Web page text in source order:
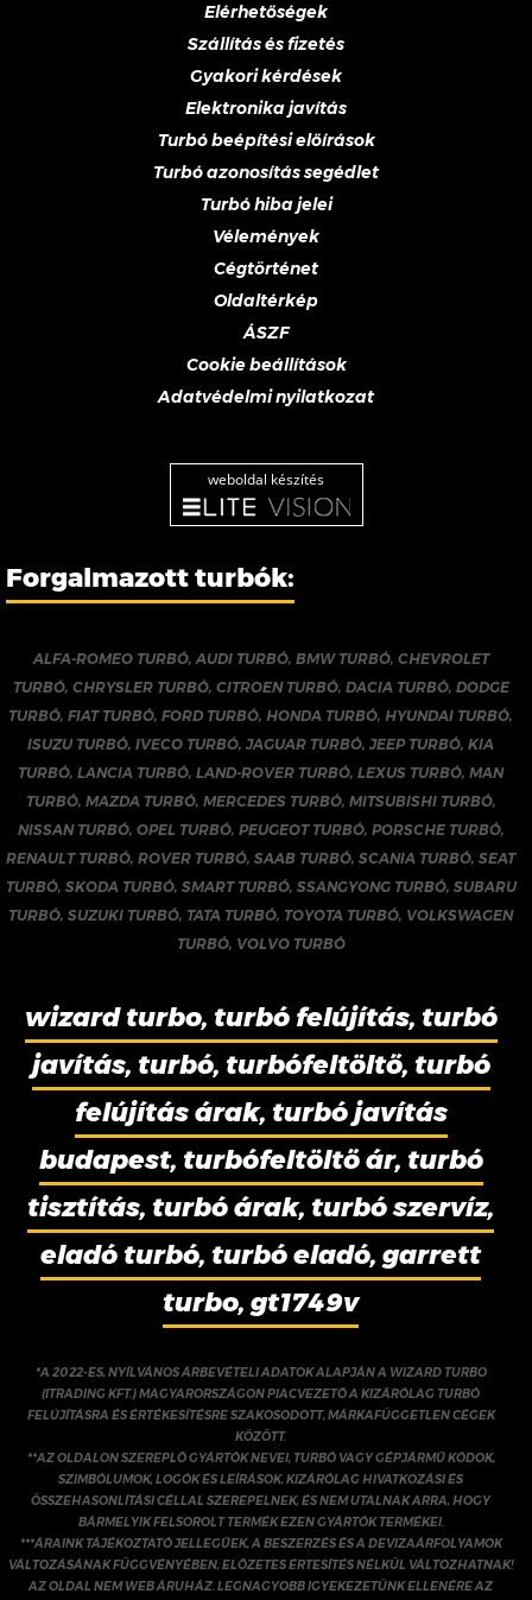
Elérhetőségek
Szállítás és fizetés
Gyakori kérdések
Elektronika javítás
Turbó beépítési előírások
Turbó azonosítás segédlet
Turbó hiba jelei
Vélemények
Cégtörténet
Oldaltérkép
ÁSZF
Cookie beállítások
Adatvédelmi nyilatkozat
weboldal készítés
Forgalmazott turbók:
ALFA-ROMEO TURBÓ,AUDI TURBÓ, BMW TURBÓ, CHEVROLET
TURBÓ, CHRYSLER TURBÓ, CITROEN TURBÓ, DACIA TURBÓ, DODGE
TURBÓ,FIAT TURBÓ,FORD TURBÓ, HONDA TURBÓ, HYUNDAI TURBÓ,
ISUZU TURBÓ,IVECO TURBÓ,JAGUAR TURBÓ,JEEP TURBÓ,KIA
TURBÓ,LANCIA TURBÓ,LAND-ROVER TURBÓ,LEXUS TURBÓ,MAN
TURBÓ, MAZDA TURBÓ, MERCEDES TURBÓ, MITSUBISHI TURBÓ,
NISSAN TURBÓ, OPEL TURBÓ, PEUGEOT TURBÓ, PORSCHE TURBÓ,
RENAULT TURBÓ,ROVER TURBÓ,SAAB TURBÓ,SCANIA TURBÓ,SEAT
TURBÓ, SKODA TURBÓ, SMART TURBÓ, SSANGYONG TURBÓ, SUBARU
TURBÓ,SUZUKI TURBÓ, TATA TURBÓ, TOYOTA TURBÓ, VOLKSWAGEN
TURBÓ, VOLVO TURBÓ
wizard turbo, turbó felújítás, turbó
javítás, turbó, turbófeltöltő, turbó
felújítás árak, turbó javítás
budapest, turbófeltöltő ár, turbó
tisztítás, turbó árak, turbó szervíz,
eladó turbó, turbó eladó, garrett
turbo, gt1749v
*A 2022-ES, NYÍLVÁNOS ÁRBEVÉTELI ADATOK ALAPJÁN A WIZARD TURBO
(ITRADING KFT.) MAGYARORSZÁGON PIACVEZETŐ A KIZÁRÓLAG TURBÓ
FELÚJÍTÁSRA ÉS ÉRTÉKESÍTÉSRE SZAKOSODOTT, MÁRKAFÜGGETLEN CÉGEK
KÖZÖTT.
**AZ OLDALON SZEREPLŐ GYÁRTÓK NEVEI, TURBÓ VAGY GÉPJÁRMŰ KÓDOK,
SZIMBÓLUMOK, LOGÓK ÉS LEÍRÁSOK, KIZÁRÓLAG HIVATKOZÁSI ÉS
ÖSSZEHASONLÍTÁSI CÉLLAL SZEREPELNEK, ÉS NEM UTALNAK ARRA, HOGY
BÁRMELYIK FELSOROLT TERMÉK EZEN GYÁRTÓK TERMÉKEI.
***ÁRAINK TÁJÉKOZTATÓ JELLEGŰEK, A BESZERZÉS ÉS A DEVIZAÁRFOLYAMOK
VÁLTOZÁSÁNAK FÜGGVÉNYÉBEN, ELŐZETES ÉRTESÍTÉS NÉLKÜL VÁLTOZHATNAK!
AZ OLDAL NEM WEB ÁRUHÁZ. LEGNAGYOBB IGYEKEZETÜNK ELLENÉRE AZ